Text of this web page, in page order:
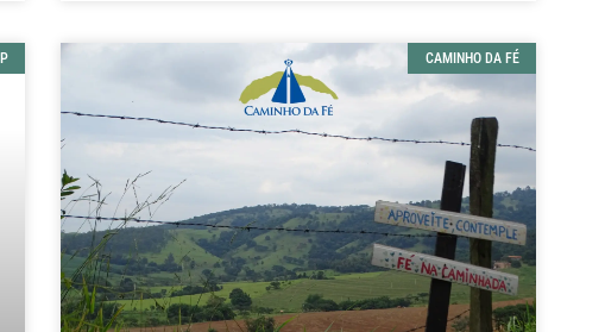
CAMINHO DA FÉ